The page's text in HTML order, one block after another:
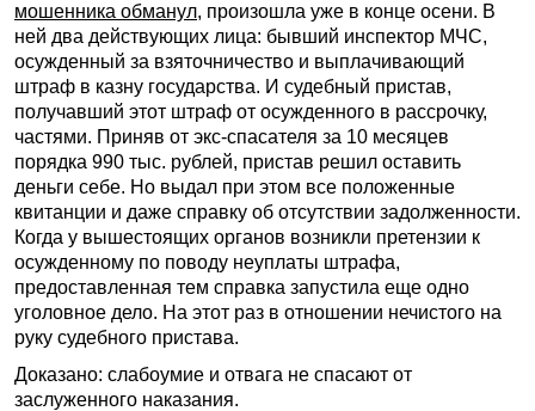
мошенника обманул, произошла уже в конце осени. В
ней два действующих лица: бывший инспектор МЧС,
осужденный за взяточничество и выплачивающий
штраф в казну государства. И судебный пристав,
получавший этот штраф от осужденного в рассрочку,
частями. Приняв от экс-спасателя за 10 месяцев
порядка 990 тыс. рублей, пристав решил оставить
деньги себе. Но выдал при этом все положенные
квитанции и даже справку об отсутствии задолженности.
Когда у вышестоящих органов возникли претензии к
осужденному по поводу неуплаты штрафа,
предоставленная тем справка запустила еще одно
уголовное дело. На этот раз в отношении нечистого на
руку судебного пристава.
Доказано: слабоумие и отвага не спасают от
заслуженного наказания.